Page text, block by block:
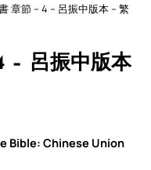
章節 – 4 – 呂振中版本 – 繁
– 呂振中版本
Bible: Chinese Union